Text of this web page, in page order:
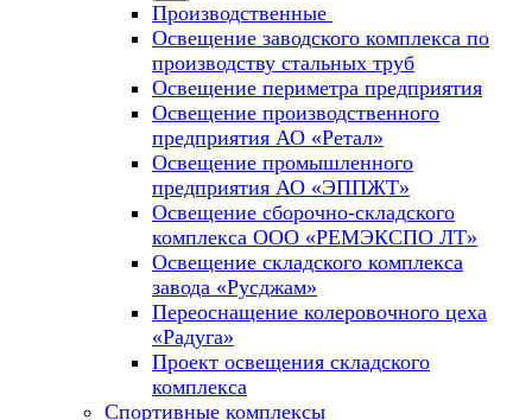
Производственные
Освещение заводского комплекса по
производству стальных труб
Освещение периметра предприятия
Освещение производственного
предприятия АО «Ретал»
Освещение промышленного
предприятия АО «ЭППЖТ»
Освещение сборочно-складского
комплекса ООО «РЕМЭКСПО ЛТ»
Освещение складского комплекса
завода «Русджам»
Переоснащение колеровочного цеха
«Радуга»
Проект освещения складского
комплекса
Спортивные комплексы